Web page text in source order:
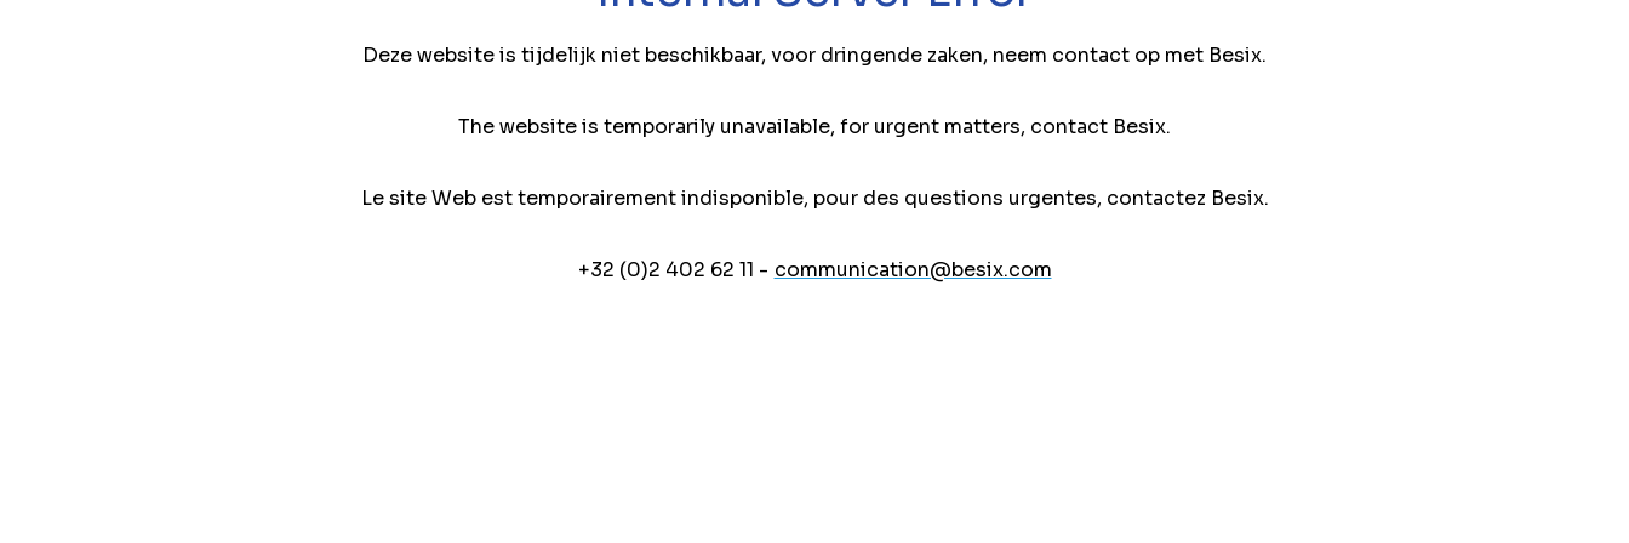
Deze website is tijdelijk niet beschikbaar, voor dringende zaken, neem contact op met Besix.
The website is temporarily unavailable, for urgent matters, contact Besix.
Le site Web est temporairement indisponible, pour des questions urgentes, contactez Besix.
+32 (0)2 402 62 11 - communication@besix.com